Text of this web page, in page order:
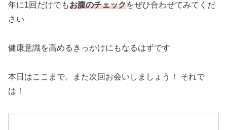
年に1回だけでもお腹のチェックをぜひ合わせてみてくだ
さい
健康意識を高めるきっかけにもなるはずです
本日はここまで。また次回お会いしましょう！ それで
は！